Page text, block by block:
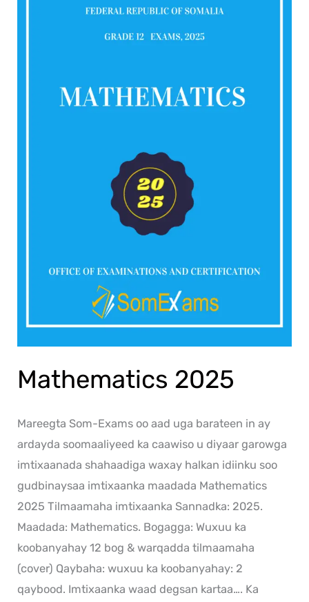
Mathematics 2025
Mareegta Som-Exams oo aad uga barateen in ay
ardayda soomaaliyeed ka caawiso u diyaar garowga
imtixaanada shahaadiga waxay halkan idiinku soo
gudbinaysaa imtixaanka maadada Mathematics
2025 Tilmaamaha imtixaanka Sannadka: 2025.
Maadada: Mathematics. Bogagga: Wuxuu ka
koobanyahay 12 bog & warqadda tilmaamaha
(cover) Qaybaha: wuxuu ka koobanyahay: 2
qaybood. Imtixaanka waad degsan kartaa…. Ka